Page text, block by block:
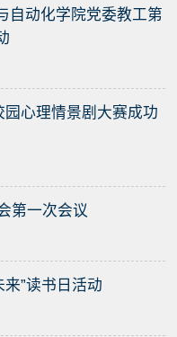
自动化学院党委教工第
园心理情景剧大赛成功
第一次会议
”读书日活动